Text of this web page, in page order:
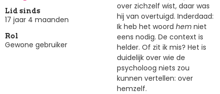
Lid sinds
17 jaar 4 maanden
Rol
Gewone gebruiker
over zichzelf wist, daar was
hij van overtuigd. Inderdaad:
Ik heb het woord hem niet
eens nodig. De context is
helder. Of zit ik mis? Het is
duidelijk over wie de
psycholoog niets zou
kunnen vertellen: over
hemzelf.